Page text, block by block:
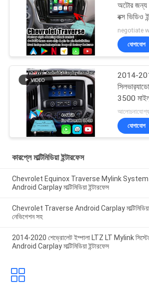
অটোর জন্য
বক্স ভিডিও
যোগাযোগ
2014-
3500
Lsailt
মাল্টিমিডিয়া
যোগাযোগ
কারপ্লে মাল্টিমিডিয়া ইন্টারফেস
Chevrolet Equinox Traverse Mylink System
Android Carplay মাল্টিমিডিয়া ইন্টারফেস
Chevrolet Traverse Android Carplay মাল্টিমিডিয়া
নেভিগেশন সহ
2014-2020 শেভ্রোলেট ইম্পালা LTZ LT Mylink
Android Carplay মাল্টিমিডিয়া ইন্টারফেস